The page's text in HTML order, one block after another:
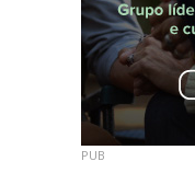
PUB